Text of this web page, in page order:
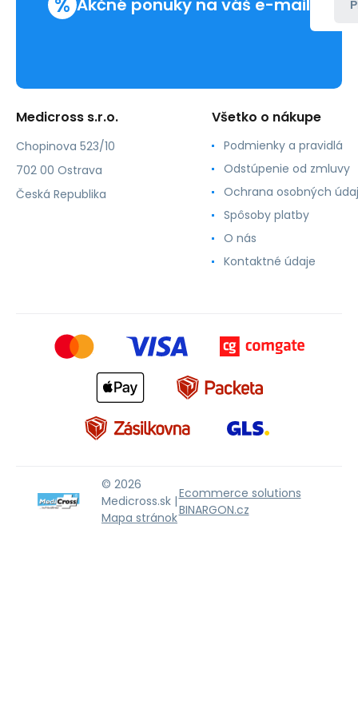
Akčné ponuky na váš e-mail
Medicross s.r.o.
Chopinova 523/10
702 00 Ostrava
Česká Republika
Všetko o nákupe
Podmienky a pravidlá
Odstúpenie od zmluvy
Ochrana osobných
Spôsoby platby
O nás
Kontaktné údaje
© 2026
Medicross.sk |
Mapa stránok
Ecommerce solutions
BINARGON.cz